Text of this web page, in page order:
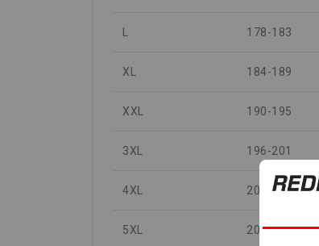
178-183
XL 184-189
XXL 190-195
3XL 196-201
4XL 202-207
5XL 208-212